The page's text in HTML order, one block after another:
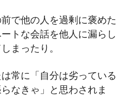
で他の人を過剰に褒めた
トな会話を他人に漏らし
まったり。
常に「自分は劣っている
なきゃ」と思わされま